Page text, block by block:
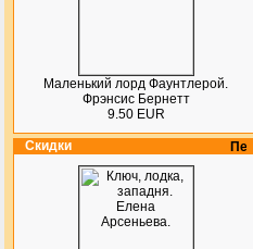
Маленький лорд Фаунтлерой.
Фрэнсис Бернетт
9.50 EUR
Скидки